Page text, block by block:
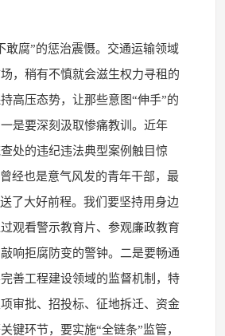
敢腐”的惩治震慑。交通运输领域
，稍有不慎就会滋生权力寻租的
高压态势，让那些意图“伸手”的
是要深刻汲取惨痛教训。近年
处的违纪违法典型案例触目惊
经也是意气风发的青年干部，最
了大好前程。我们要坚持用身边
观看警示教育片、参观廉政教育
响拒腐防变的警钟。二是要畅通
善工程建设领域的监督机制，特
审批、招投标、征地拆迁、资金
键环节，要实施“全链条”监管，